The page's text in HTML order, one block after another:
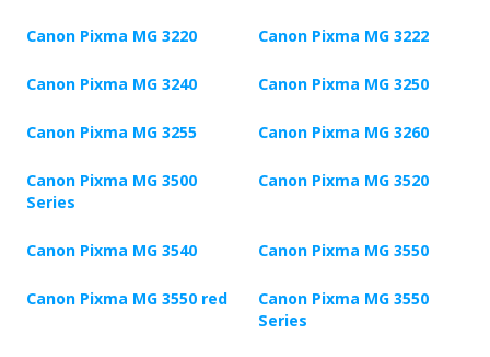
Canon Pixma MG 3220 Canon Pixma MG 3222
Canon Pixma MG 3240 Canon Pixma MG 3250
Canon Pixma MG 3255 Canon Pixma MG 3260
Canon Pixma MG 3500
Series
Canon Pixma MG 3520
Canon Pixma MG 3540 Canon Pixma MG 3550
Canon Pixma MG 3550 red
Canon Pixma MG 3550
Series